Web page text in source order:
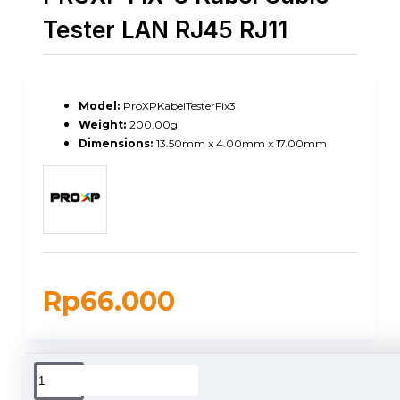
Tester LAN RJ45 RJ11
Rp66.000
Model: ProXPKabelTesterFix3
Weight: 200.00g
Dimensions: 13.50mm x 4.00mm x 17.00mm
DUKUNGAN PENGIRIMAN